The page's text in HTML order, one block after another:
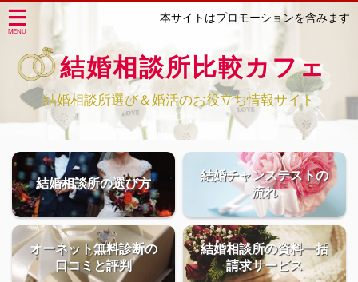
本サイトはプロモーションを含みます
結婚相談所比較カフェ
結婚相談所選び＆婚活のお役立ち情報サイト
結婚相談所の選び方
結婚チャンステストの
流れ
オーネット無料診断の
口コミと評判
結婚相談所の資料一括
請求サービス